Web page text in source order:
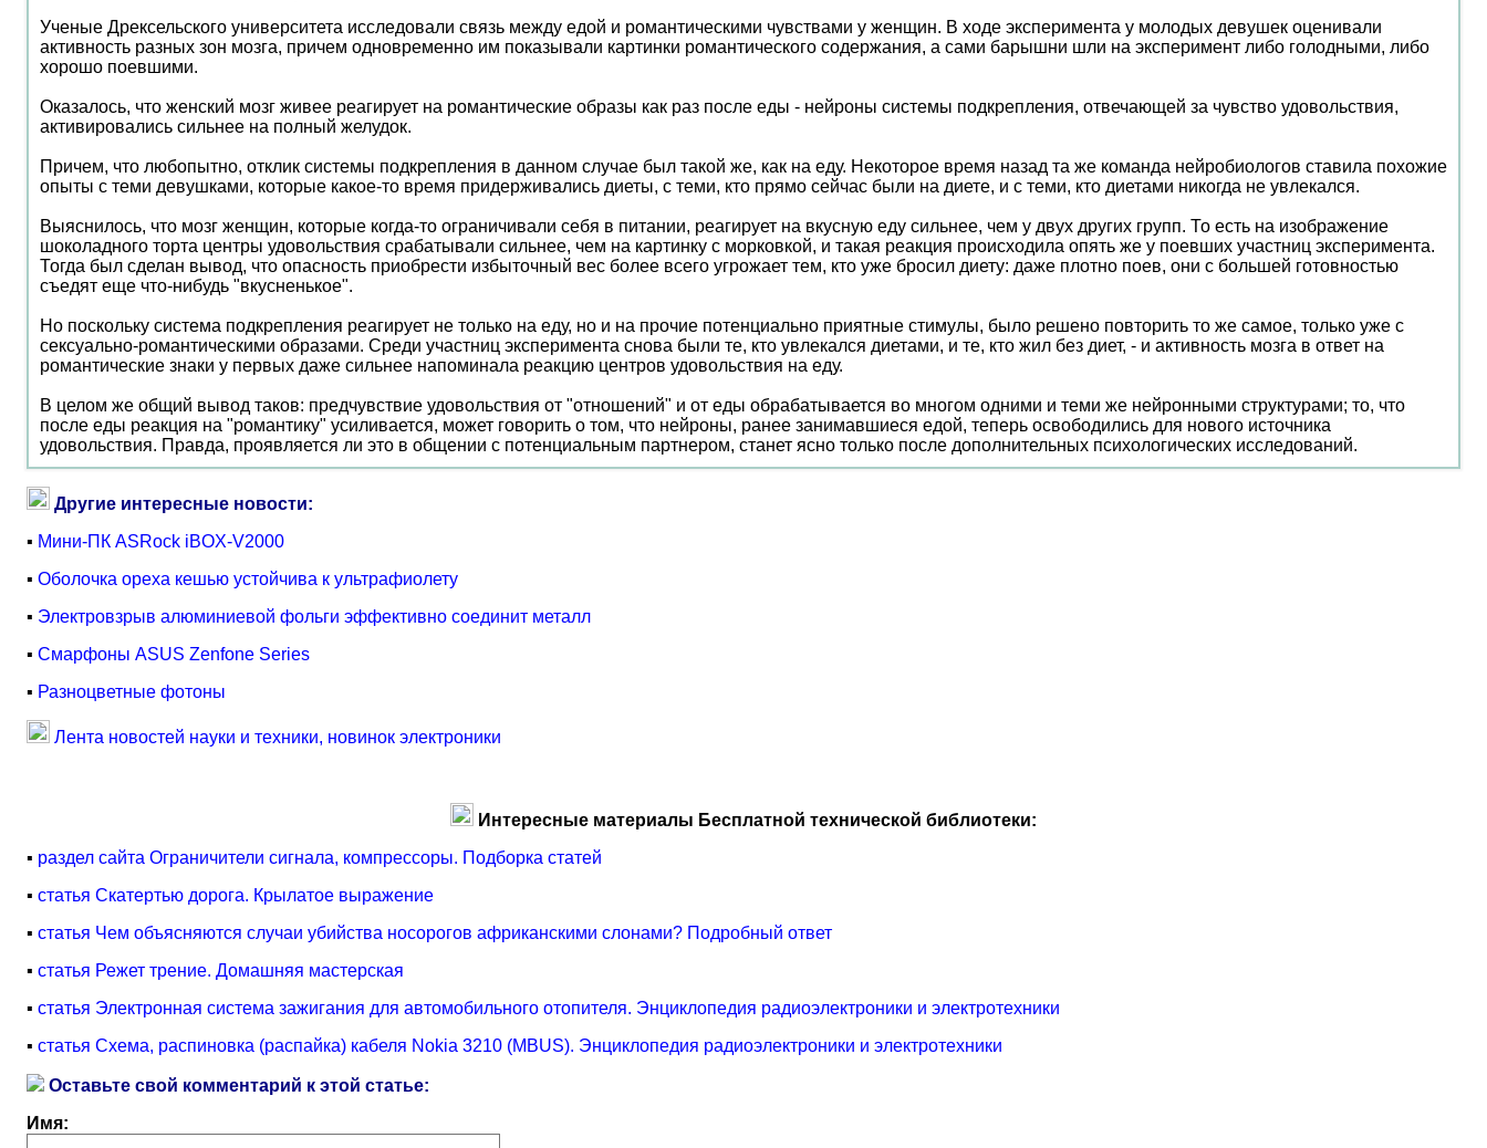
Ученые Дрексельского университета исследовали связь между едой и романтическими чувствами у женщин. В ходе эксперимента у молодых девушек оценивали
активность разных зон мозга, причем одновременно им показывали картинки романтического содержания, а сами барышни шли на эксперимент либо голодными, либо
хорошо поевшими.
Оказалось, что женский мозг живее реагирует на романтические образы как раз после еды - нейроны системы подкрепления, отвечающей за чувство удовольствия,
активировались сильнее на полный желудок.
Причем, что любопытно, отклик системы подкрепления в данном случае был такой же, как на еду. Некоторое время назад та же команда нейробиологов ставила похожие
опыты с теми девушками, которые какое-то время придерживались диеты, с теми, кто прямо сейчас были на диете, и с теми, кто диетами никогда не увлекался.
Выяснилось, что мозг женщин, которые когда-то ограничивали себя в питании, реагирует на вкусную еду сильнее, чем у двух других групп. То есть на изображение
шоколадного торта центры удовольствия срабатывали сильнее, чем на картинку с морковкой, и такая реакция происходила опять же у поевших участниц эксперимента.
Тогда был сделан вывод, что опасность приобрести избыточный вес более всего угрожает тем, кто уже бросил диету: даже плотно поев, они с большей готовностью
съедят еще что-нибудь "вкусненькое".
Но поскольку система подкрепления реагирует не только на еду, но и на прочие потенциально приятные стимулы, было решено повторить то же самое, только уже с
сексуально-романтическими образами. Среди участниц эксперимента снова были те, кто увлекался диетами, и те, кто жил без диет, - и активность мозга в ответ на
романтические знаки у первых даже сильнее напоминала реакцию центров удовольствия на еду.
В целом же общий вывод таков: предчувствие удовольствия от "отношений" и от еды обрабатывается во многом одними и теми же нейронными структурами; то, что
после еды реакция на "романтику" усиливается, может говорить о том, что нейроны, ранее занимавшиеся едой, теперь освободились для нового источника
удовольствия. Правда, проявляется ли это в общении с потенциальным партнером, станет ясно только после дополнительных психологических исследований.
Другие интересные новости:
▪ Мини-ПК ASRock iBOX-V2000
▪ Оболочка ореха кешью устойчива к ультрафиолету
▪ Электровзрыв алюминиевой фольги эффективно соединит металл
▪ Смарфоны ASUS Zenfone Series
▪ Разноцветные фотоны
Лента новостей науки и техники, новинок электроники
Интересные материалы Бесплатной технической библиотеки:
▪ раздел сайта Ограничители сигнала, компрессоры. Подборка статей
▪ статья Скатертью дорога. Крылатое выражение
▪ статья Чем объясняются случаи убийства носорогов африканскими слонами? Подробный ответ
▪ статья Режет трение. Домашняя мастерская
▪ статья Электронная система зажигания для автомобильного отопителя. Энциклопедия радиоэлектроники и электротехники
▪ статья Схема, распиновка (распайка) кабеля Nokia 3210 (MBUS). Энциклопедия радиоэлектроники и электротехники
Оставьте свой комментарий к этой статье:
Имя: